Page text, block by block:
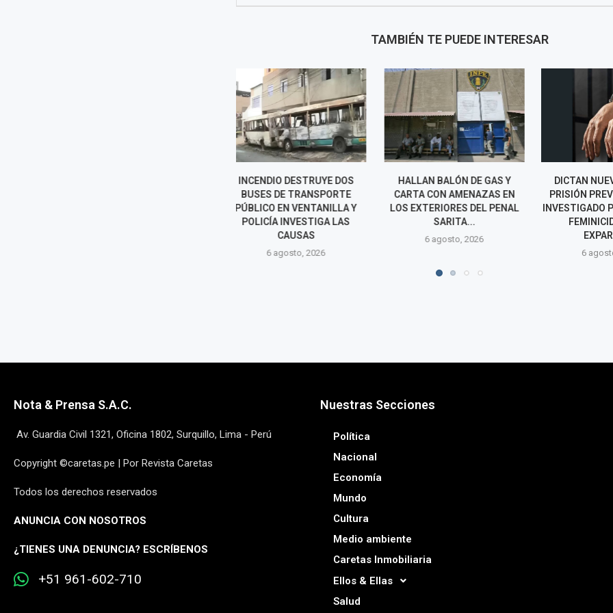
TAMBIÉN TE PUEDE INTERESAR
HALLAN BALÓN DE GAS Y
CARTA CON AMENAZAS EN
LOS EXTERIORES DEL PENAL
SARITA...
6 agosto, 2026
DICTAN NUEVE MESES DE
PRISIÓN PREVENTIVA PARA
INVESTIGADO POR PRESUNTO
FEMINICIDIO DE SU
EXPAREJA...
PNP FRUSTRA
740 MIL Y
PRESUNTA
6
Nota & Prensa S.A.C.
Av. Guardia Civil 1321, Oficina 1802, Surquillo, Lima - Perú
Copyright ©caretas.pe | Por Revista Caretas
Todos los derechos reservados
ANUNCIA CON NOSOTROS
¿TIENES UNA DENUNCIA? ESCRÍBENOS
+51 961-602-710
Nuestras Secciones
Política
Nacional
Economía
Mundo
Cultura
Medio ambiente
Caretas Inmobiliaria
Ellos & Ellas
Salud